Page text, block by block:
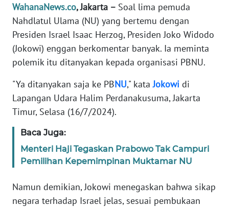
WahanaNews.co, Jakarta – Soal lima pemuda
Nahdlatul Ulama (NU) yang bertemu dengan
Presiden Israel Isaac Herzog, Presiden Joko Widodo
(Jokowi) enggan berkomentar banyak. Ia meminta
polemik itu ditanyakan kepada organisasi PBNU.
"Ya ditanyakan saja ke PBNU," kataJokowi di
Lapangan Udara Halim Perdanakusuma, Jakarta
Timur, Selasa (16/7/2024).
Baca Juga:
Menteri Haji Tegaskan Prabowo Tak Campuri
Pemilihan Kepemimpinan Muktamar NU
Namun demikian, Jokowi menegaskan bahwa sikap
negara terhadap Israel jelas, sesuai pembukaan
EDITORIAL
Informasi
BERITA
KONTAK
INFO
IKLAN
TENTANG